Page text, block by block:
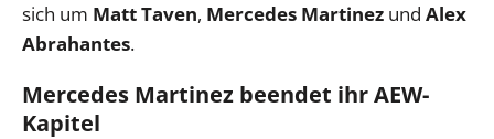
sich um Matt Taven, Mercedes Martinez und Alex
Abrahantes.
Mercedes Martinez beendet ihr AEW-
Kapitel